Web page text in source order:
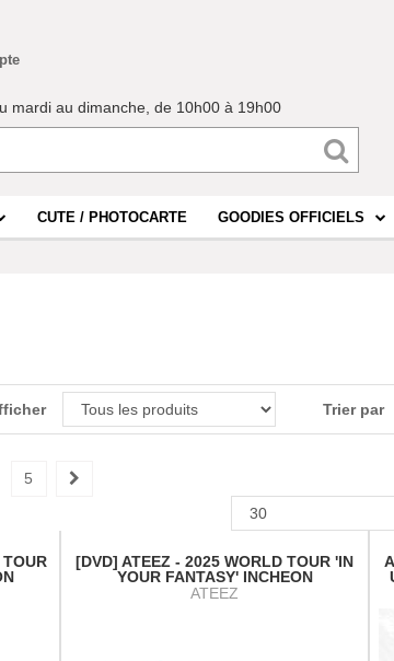
mardi au dimanche, de 10h00 à 19h00
CUTE / PHOTOCARTE GOODIES OFFICIELS
Trier par
5
[DVD] ATEEZ - 2025 WORLD TOUR 'IN
YOUR FANTASY' INCHEON
ATEEZ